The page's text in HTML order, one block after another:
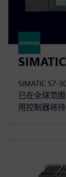
SIMATIC S7-
已在全球范
用控制器将